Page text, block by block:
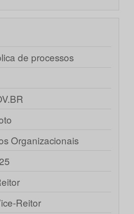
de processos
Organizacionais
Reitor